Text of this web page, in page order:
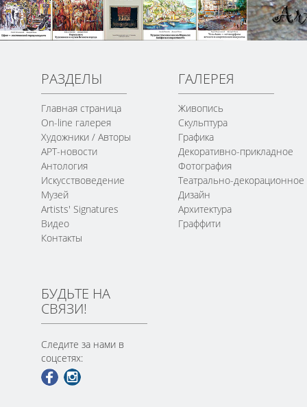
РАЗДЕЛЫ
Главная страница
On-line галерея
Художники / Авторы
АРТ-новости
Антология
Искусствоведение
Музей
Artists' Signatures
Видео
Контакты
ГАЛЕРЕЯ
Живопись
Скульптура
Графика
Декоративно-прикладное
Фотография
Театрально-декорационное
Дизайн
Архитектура
Граффити
БУДЬТЕ НА
СВЯЗИ!
Следите за нами в
соцсетях: